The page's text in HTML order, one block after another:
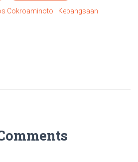
Cokroaminoto
Kebangsaan